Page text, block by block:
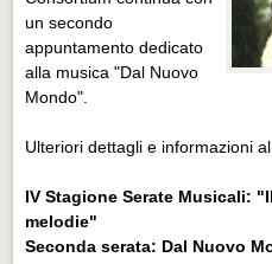
un secondo
appuntamento dedicato
alla musica "Dal Nuovo
Mondo".
Ulteriori dettagli e informazioni
IV Stagione Serate Musicali:
melodie"
Seconda serata: Dal Nuovo